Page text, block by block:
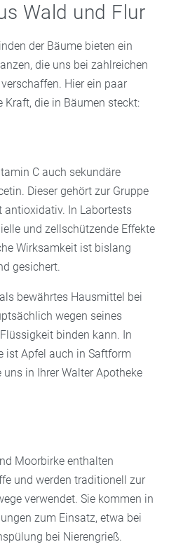
Wald und Flur
der Bäume bieten ein
die uns bei zahlreichen
Hier ein paar
Kraft, die in Bäumen steckt:
C auch sekundäre
Dieser gehört zur Gruppe
antioxidativ. In Labortests
und zellschützende Effekte
Wirksamkeit ist bislang
gesichert.
bewährtes Hausmittel bei
wegen seines
binden kann. In
ist Apfel auch in Saftform
in Ihrer Walter Apotheke
Moorbirke enthalten
und werden traditionell zur
verwendet. Sie kommen in
zum Einsatz, etwa bei
bei Nierengrieß.